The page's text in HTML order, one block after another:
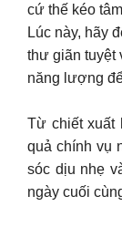
cứ thế kéo
Lúc này, hãy
thư giãn tuyệt
năng lượng
Từ chiết xuất
quả chính vụ
sóc dịu nhẹ
ngày cuối